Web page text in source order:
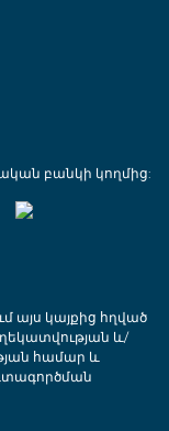
բանկի կողմից:
այս կայքից հղված
և/
համար և